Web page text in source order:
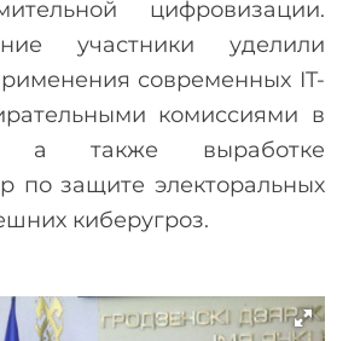
цифровизации.
участники уделили
современных IT-
комиссиями в
а также выработке
по защите электоральных
киберугроз.